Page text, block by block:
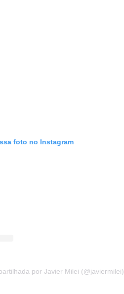
foto no Instagram
por Javier Milei (@javiermilei)